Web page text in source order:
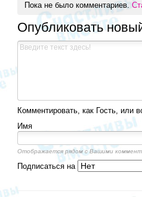
Пока не было комментариев.
Опубликовать
Комментировать, как Гость, или
Имя
Отображается рядом с Вашими
Подписаться на